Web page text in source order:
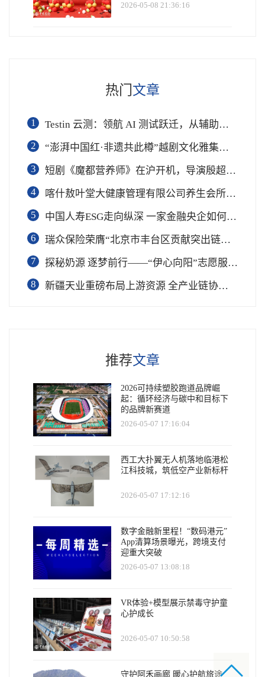
2026-05-08 21:36:16
热门 文章
1
Testin 云测：领航 AI 测试跃迁，从辅助工具到软件工程基础设施
2
“澎湃中国红·非遗共此樽”越剧文化雅集在杭举行
3
短剧《魔都营养师》在沪开机，导演殷超携手礼仪专家周思敏聚焦国民健康
4
喀什敖叶堂大健康管理有限公司养生会所盛大开业
5
中国人寿ESG走向纵深 一家金融央企如何连接国家战略与民生需求
6
瑞众保险荣膺“北京市丰台区贡献突出链长单位”奖项
7
​探秘奶源 逐梦前行——“伊心向阳”志愿服务队开展幼儿园科普公益志愿活动
8
新疆天业重磅布局上游资源 全产业链协同再塑成长新动能
推荐文章
2026可持续塑胶跑道品牌崛
起：循环经济与碳中和目标下
的品牌新赛道
2026-05-07 17:16:04
西工大扑翼无人机落地临港松
江科技城，筑低空产业新标杆
2026-05-07 17:12:16
数字金融新里程！“数码港元”
App清算场景曝光，跨境支付
迎重大突破
2026-05-07 13:08:18
VR体验+模型展示禁毒守护童
心护成长
2026-05-07 10:50:58
守护阿禾画廊 暖心护航旅途